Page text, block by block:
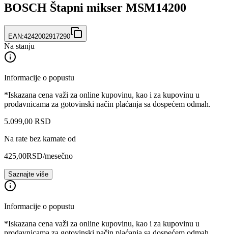
BOSCH Štapni mikser MSM14200
EAN:4242002917290
Na stanju
Informacije o popustu
*Iskazana cena važi za online kupovinu, kao i za kupovinu u
prodavnicama za gotovinski način plaćanja sa dospećem odmah.
5.099,00 RSD
Na rate bez kamate od
425,00RSD/mesečno
Saznajte više
Informacije o popustu
*Iskazana cena važi za online kupovinu, kao i za kupovinu u